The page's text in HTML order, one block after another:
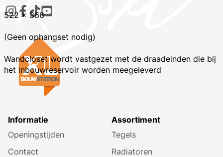
522 x 366
(Geen ophangset nodig)
Wandcloset wordt vastgezet met de draadeinden die bij
het inbouwreservoir worden meegeleverd
Informatie
Openingstijden
Contact
Assortiment
Tegels
Radiatoren